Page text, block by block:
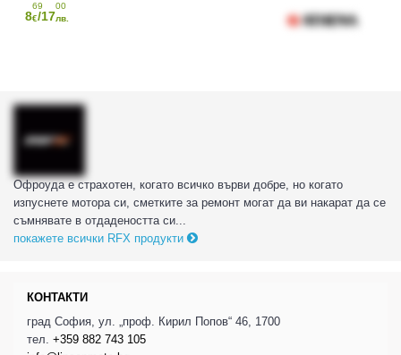
Офроуда е страхотен, когато всичко върви добре, но когато
изпуснете мотора си, сметките за ремонт могат да ви накарат да се
съмнявате в отдадеността си...
покажете всички RFX продукти
8
69
€/17
00
лв.
КОНТАКТИ
град София, ул. „проф. Кирил Попов“ 46, 1700
тел. +359 882 743 105